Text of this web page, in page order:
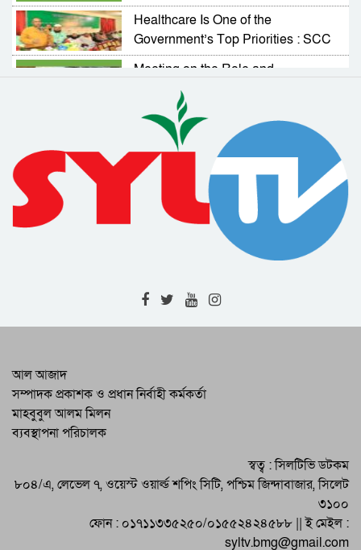
Healthcare Is One of the
Government’s Top Priorities : SCC
Administrator
Meeting on the Role and
Responsibilities of NGOs in
Activating Village Courts
RAB Arrests Murder Case Accused
from Companiganj
Complaint Resolution Cell Formed
to Address Problems Faced by
Expatriates
Drainage and Road Repair Work to
Begin Soon : SCC Administrator
RAB-9 Arrests One with 7kg of
Foreign Liquor in Bishwambharpur
Raid
Eid-ul-Adha Celebrated Across
Sylhet and the Country
আল আজাদ
সম্পাদক প্রকাশক ও প্রধান নির্বাহী কর্মকর্তা
মাহবুবুল আলম মিলন
ব্যবস্থাপনা পরিচালক
স্বত্ব : সিলটিভি ডটকম
৮০৪/এ, লেভেল ৭, ওয়েস্ট ওয়ার্ল্ড শপিং সিটি, পশ্চিম জিন্দাবাজার, সিলেট
৩১০০
ফোন : ০১৭১১৩৩৫২৫০/০১৫৫২৪২৪৫৮৮ || ই মেইল :
syltv.bmg@gmail.com